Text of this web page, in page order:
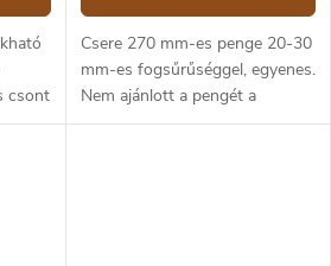
csont
a
Csere 270 mm-es penge 20-30
mm-es fogsűrűséggel, egyenes.
Nem ajánlott a pengét a
különböző Pocketboy, Gomboy